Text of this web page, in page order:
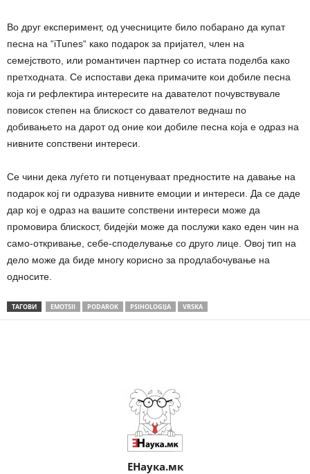
Во друг експеримент, од учесниците било побарано да купат
песна на “iTunes“ како подарок за пријател, член на
семејството, или романтичен партнер со истата поделба како
претходната. Се испостави дека примачите кои добиле песна
која ги рефлектира интересите на давателот почувствувале
повисок степен на блискост со давателот веднаш по
добивањето на дарот од оние кои добиле песна која е одраз на
нивните сопствени интереси.
Се чини дека луѓето ги потценуваат предностите на давање на
подарок кој ги одразува нивните емоции и интереси. Да се ​​даде
дар кој е одраз на вашите сопствени интереси може да
промовира блискост, бидејќи може да послужи како еден чин на
само-откривање, себе-споделување со друго лице. Овој тип на
дело може да биде многу корисно за продлабочување на
односите.
ТАГОВИ EMOTSII PODAROK PSIHOLOGIJA VRSKA
ЕНаука.мк